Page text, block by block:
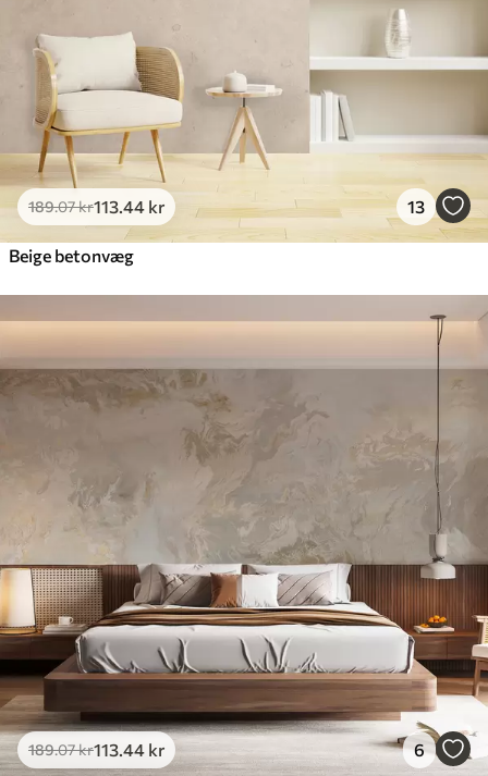
516.67310.00
Peel and Stick
666.67400.00kr /m²
189.07kr113 .44 kr 13
Beige betonvæg
189.07kr113 .44 kr 6